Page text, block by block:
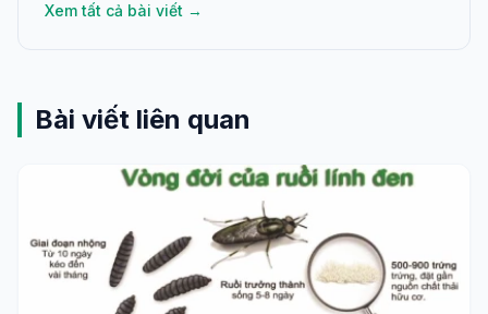
Xem tất cả bài viết →
Bài viết liên quan